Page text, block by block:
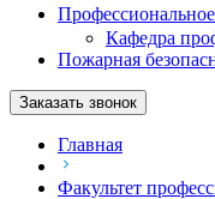
Кафедра
Пожарная
Заказать звонок
Главная
Факультет